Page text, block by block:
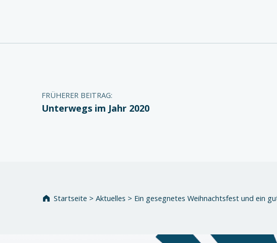
Beitragsnavigation
FRÜHERER BEITRAG:
Unterwegs im Jahr 2020
Startseite > Aktuelles > Ein gesegnetes Weihnachtsfest und ein